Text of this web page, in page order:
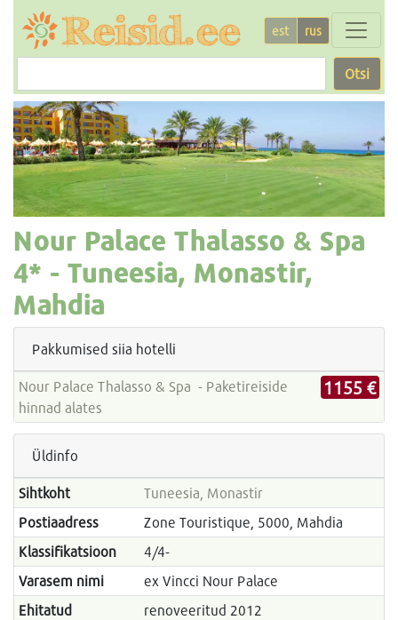
est rus
Otsi
Nour Palace Thalasso & Spa
4* - Tuneesia, Monastir,
Mahdia
Pakkumised siia hotelli
Nour Palace Thalasso & Spa - Paketireiside
hinnad alates
1155 €
Üldinfo
Sihtkoht
Tuneesia, Monastir
Postiaadress
Zone Touristique, 5000, Mahdia
Klassifikatsioon
4/4-
Varasem nimi
ex Vincci Nour Palace
Ehitatud
renoveeritud 2012